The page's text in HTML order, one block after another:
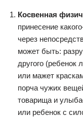
Косвенная
принесение
через
может быть:
другого (ребенок
или мажет
порча чужих
товарища и
или ребенок с